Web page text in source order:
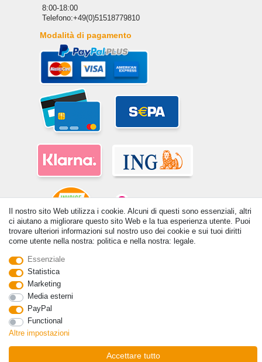
Il nostro sito Web utilizza i cookie. Alcuni di questi sono essenziali, altri
ci aiutano a migliorare questo sito Web e la tua esperienza utente. Puoi
trovare ulteriori informazioni sul nostro uso dei cookie e sui tuoi diritti
come utente nella nostra: politica e nella nostra: legale.
Essenziale
Statistica
Marketing
Media esterni
PayPal
Functional
Altre impostazioni
Accettare tutto
8:00-18:00
Telefono:+49(0)51518779810
Modalità di pagamento
incl. 19% di imposta sul valore aggiunto | prezzi base vedi dettaglio
articolo | *Si applica alle consegne in Italia!
Withdraw from contract here